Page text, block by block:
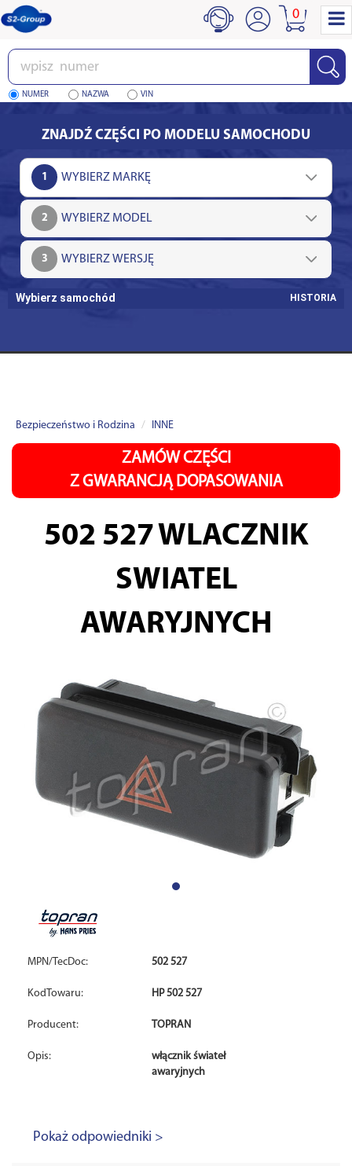
Wpisz
numer
NUMER NAZWA VIN
0
ZNAJDŹ CZĘŚCI PO MODELU SAMOCHODU
1
2
3
Wybierz samochód HISTORIA
Bezpieczeństwo i Rodzina INNE
ZAMÓW CZĘŚCI
Z GWARANCJĄ DOPASOWANIA
502 527WLACZNIK
SWIATEL
AWARYJNYCH
MPN/TecDoc: 502 527
KodTowaru: HP 502 527
Producent: TOPRAN
Opis:
włącznik świateł
awaryjnych
Pokaż odpowiedniki >